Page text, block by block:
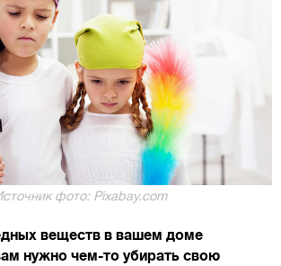
фото: Pixabay.com
веществ в вашем доме
нужно чем-то убирать свою